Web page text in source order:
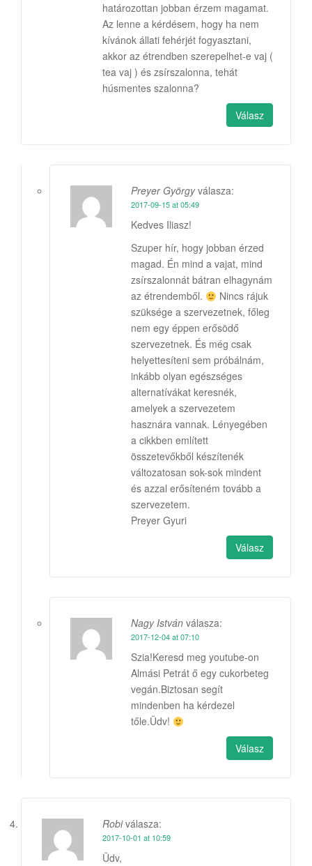
határozottan jobban érzem magamat.
Az lenne a kérdésem, hogy ha nem
kívánok állati fehérjét fogyasztani,
akkor az étrendben szerepelhet-e vaj (
tea vaj ) és zsírszalonna, tehát
húsmentes szalonna?
Válasz
Preyer György válasza:
2017-09-15 at 05:49
Kedves Iliasz!
Szuper hír, hogy jobban érzed
magad. Én mind a vajat, mind
zsírszalonnát bátran elhagynám
az étrendemből.
Nincs rájuk
szüksége a szervezetnek, főleg
nem egy éppen erősödő
szervezetnek. És még csak
helyettesíteni sem próbálnám,
inkább olyan egészséges
alternatívákat keresnék,
amelyek a szervezetem
hasznára vannak. Lényegében
a cikkben említett
összetevőkből készítenék
változatosan sok-sok mindent
és azzal erősíteném tovább a
szervezetem.
Preyer Gyuri
Válasz
Nagy István válasza:
2017-12-04 at 07:10
Szia!Keresd meg youtube-on
Almási Petrát ő egy cukorbeteg
vegán.Biztosan segít
mindenben ha kérdezel
tőle.Üdv!
Válasz
Robi válasza:
2017-10-01 at 10:59
Üdv,